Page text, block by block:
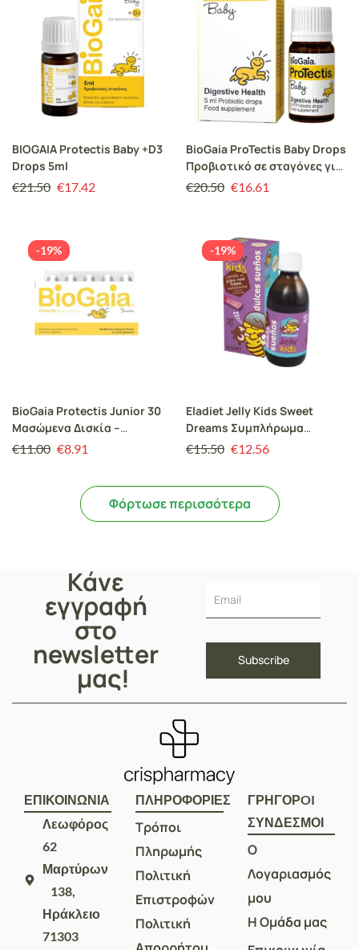
BIOGAIA Protectis Baby +D3
Drops 5ml
€21.50 €17.42
BioGaia ProTectis Baby Drops
Προβιοτικό σε σταγόνες για
την Αντιμετώπιση των
€20.50 €16.61
-19%
BioGaia Protectis Junior 30
Μασώμενα Δισκία –
Προβιοτικά Με Γευση
€11.00 €8.91
-19%
Eladiet Jelly Kids Sweet
Dreams Συμπλήρωμα
Διατροφής με Βασιλικό
Εκχυλίσματα 150ml
€15.50 €12.56
Φόρτωσε περισσότερα
Κάνε
εγγραφή
στο
newsletter
μας!
ΕΠΙΚΟΙΝΩΝΙΑ
Λεωφόρος
62
Μαρτύρων
138,
Ηράκλειο
71303
ΠΛΗΡΟΦΟΡΙΕΣ
Τρόποι
Πληρωμής
Πολιτική
Επιστροφών
Πολιτική
ΓΡΗΓΟΡOI
ΣΥΝΔΕΣΜΟΙ
Ο
Λογαριασμός
μου
Η Ομάδα μας